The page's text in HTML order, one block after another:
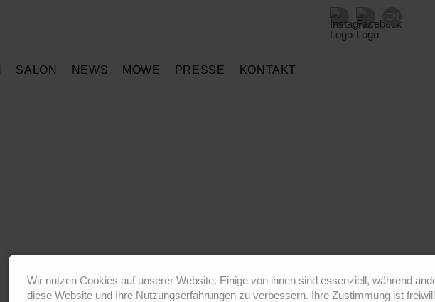
SALON NEWS MÖWE PRESSE KONTAKT
Wir nutzen Cookies auf unserer Website. Einige von ihnen sind essenziell, während
diese Website und Ihre Nutzungserfahrungen zu verbessern. Ihre Zustimmung ist